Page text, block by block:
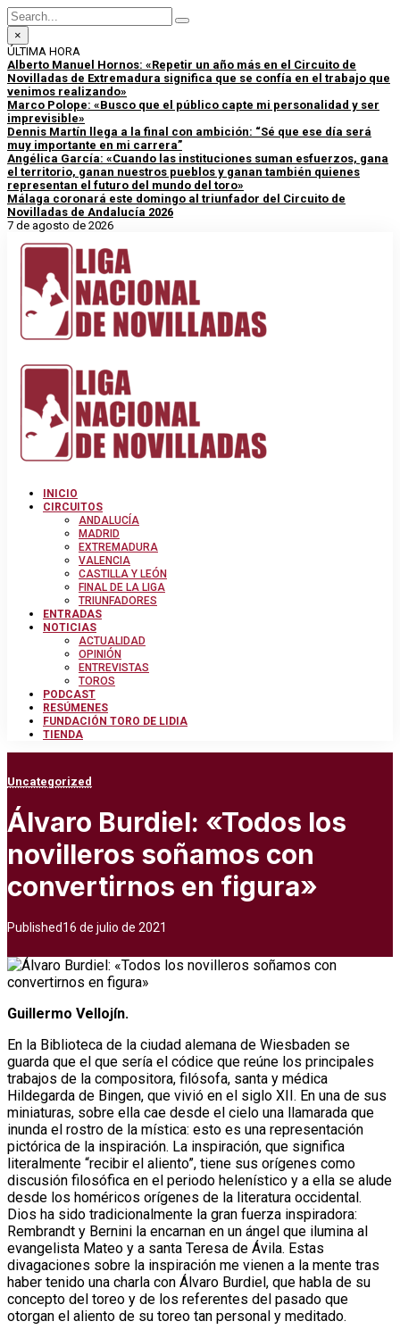
×
ÚLTIMA HORA
Alberto Manuel Hornos: «Repetir un año más en el Circuito de
Novilladas de Extremadura significa que se confía en el trabajo que
venimos realizando»
Marco Polope: «Busco que el público capte mi personalidad y ser
imprevisible»
Dennis Martín llega a la final con ambición: “Sé que ese día será
muy importante en mi carrera”
Angélica García: «Cuando las instituciones suman esfuerzos, gana
el territorio, ganan nuestros pueblos y ganan también quienes
representan el futuro del mundo del toro»
Málaga coronará este domingo al triunfador del Circuito de
Novilladas de Andalucía 2026
7 de agosto de 2026
INICIO
CIRCUITOS
ANDALUCÍA
MADRID
EXTREMADURA
VALENCIA
CASTILLA Y LEÓN
FINAL DE LA LIGA
TRIUNFADORES
ENTRADAS
NOTICIAS
ACTUALIDAD
OPINIÓN
ENTREVISTAS
TOROS
PODCAST
RESÚMENES
FUNDACIÓN TORO DE LIDIA
TIENDA
Uncategorized
Álvaro Burdiel: «Todos los
novilleros soñamos con
convertirnos en figura»
Published16 de julio de 2021
Guillermo Vellojín.
En la Biblioteca de la ciudad alemana de Wiesbaden se
guarda que el que sería el códice que reúne los principales
trabajos de la compositora, filósofa, santa y médica
Hildegarda de Bingen, que vivió en el siglo XII. En una de sus
miniaturas, sobre ella cae desde el cielo una llamarada que
inunda el rostro de la mística: esto es una representación
pictórica de la inspiración. La inspiración, que significa
literalmente “recibir el aliento”, tiene sus orígenes como
discusión filosófica en el periodo helenístico y a ella se alude
desde los homéricos orígenes de la literatura occidental.
Dios ha sido tradicionalmente la gran fuerza inspiradora:
Rembrandt y Bernini la encarnan en un ángel que ilumina al
evangelista Mateo y a santa Teresa de Ávila. Estas
divagaciones sobre la inspiración me vienen a la mente tras
haber tenido una charla con Álvaro Burdiel, que habla de su
concepto del toreo y de los referentes del pasado que
otorgan el aliento de su toreo tan personal y meditado.